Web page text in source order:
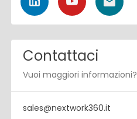
Contattaci
Vuoi maggiori informazioni?
sales@nextwork360.it